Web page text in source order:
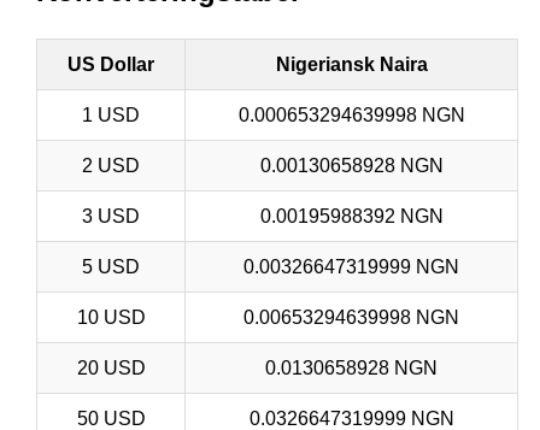
US Dollar Nigeriansk Naira
1 USD 0.000653294639998 NGN
2 USD 0.00130658928 NGN
3 USD 0.00195988392 NGN
5 USD 0.00326647319999 NGN
10 USD 0.00653294639998 NGN
20 USD 0.0130658928 NGN
50 USD 0.0326647319999 NGN